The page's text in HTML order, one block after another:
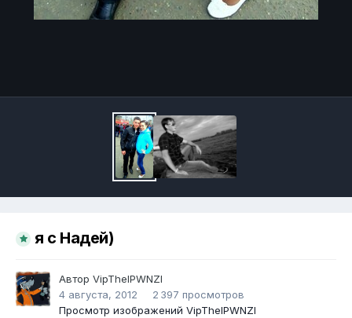
я с Надей)
Автор VipThelPWNZl
4 августа, 2012
2 397 просмотров
Просмотр изображений VipThelPWNZl